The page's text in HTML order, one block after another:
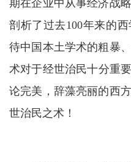
期在企业中从事经济战
剖析了过去100年来的
待中国本土学术的粗暴
术对于经世治民十分重
论完美，辞藻亮丽的西
世治民之术！